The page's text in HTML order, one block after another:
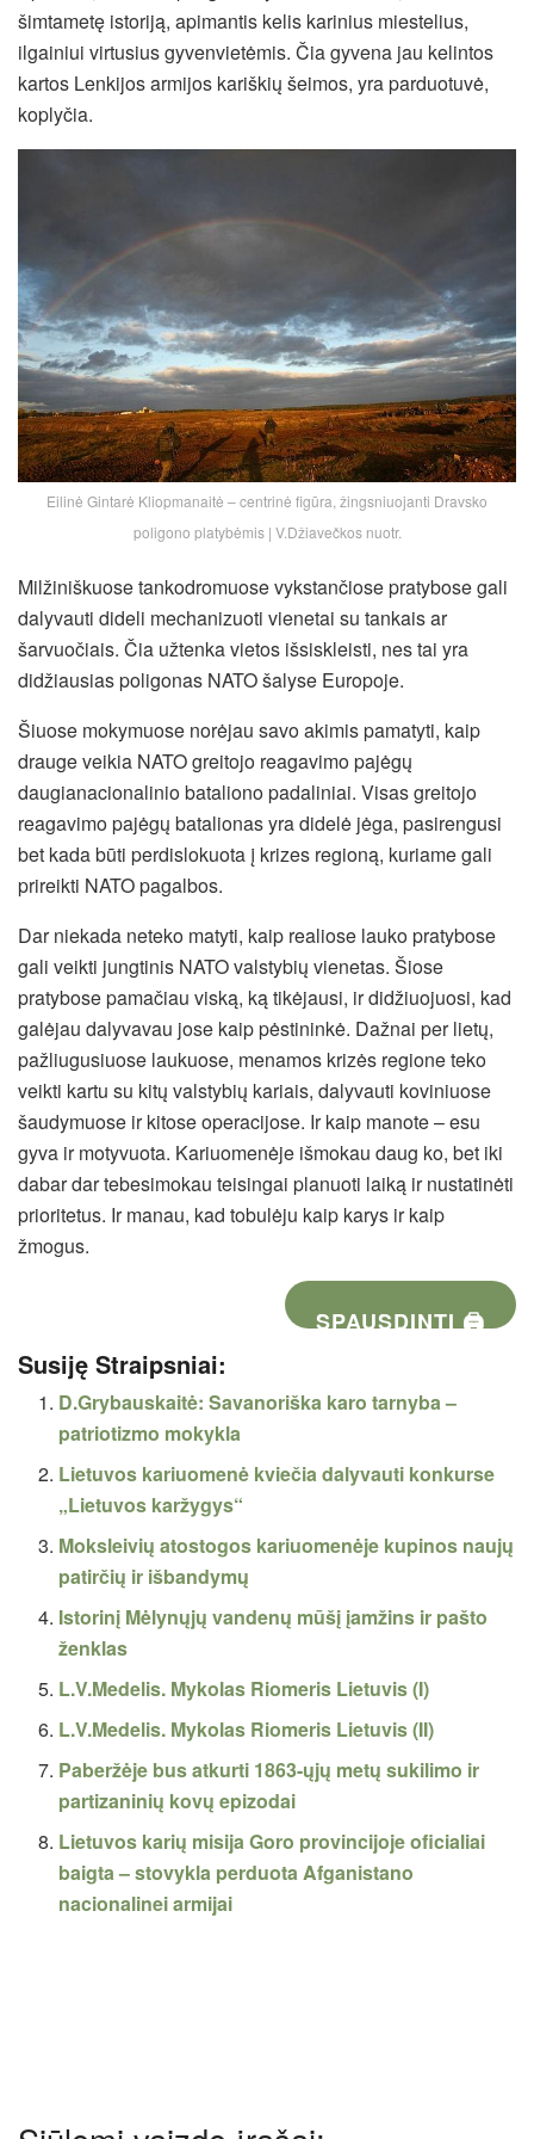
šimtametę istoriją, apimantis kelis karinius miestelius,
ilgainiui virtusius gyvenvietėmis. Čia gyvena jau kelintos
kartos Lenkijos armijos kariškių šeimos, yra parduotuvė,
koplyčia.
Eilinė Gintarė Kliopmanaitė – centrinė figūra, žingsniuojanti Dravsko
poligono platybėmis | V.Džiavečkos nuotr.
Milžiniškuose tankodromuose vykstančiose pratybose gali
dalyvauti dideli mechanizuoti vienetai su tankais ar
šarvuočiais. Čia užtenka vietos išsiskleisti, nes tai yra
didžiausias poligonas NATO šalyse Europoje.
Šiuose mokymuose norėjau savo akimis pamatyti, kaip
drauge veikia NATO greitojo reagavimo pajėgų
daugianacionalinio bataliono padaliniai. Visas greitojo
reagavimo pajėgų batalionas yra didelė jėga, pasirengusi
bet kada būti perdislokuota į krizes regioną, kuriame gali
prireikti NATO pagalbos.
Dar niekada neteko matyti, kaip realiose lauko pratybose
gali veikti jungtinis NATO valstybių vienetas. Šiose
pratybose pamačiau viską, ką tikėjausi, ir didžiuojuosi, kad
galėjau dalyvavau jose kaip pėstininkė. Dažnai per lietų,
pažliugusiuose laukuose, menamos krizės regione teko
veikti kartu su kitų valstybių kariais, dalyvauti koviniuose
šaudymuose ir kitose operacijose. Ir kaip manote – esu
gyva ir motyvuota. Kariuomenėje išmokau daug ko, bet iki
dabar dar tebesimokau teisingai planuoti laiką ir nustatinėti
prioritetus. Ir manau, kad tobulėju kaip karys ir kaip
žmogus.
SPAUSDINTI 🖨
Susiję Straipsniai:
D.Grybauskaitė: Savanoriška karo tarnyba –
patriotizmo mokykla
Lietuvos kariuomenė kviečia dalyvauti konkurse
„Lietuvos karžygys“
Moksleivių atostogos kariuomenėje kupinos naujų
patirčių ir išbandymų
Istorinį Mėlynųjų vandenų mūšį įamžins ir pašto
ženklas
L.V.Medelis. Mykolas Riomeris Lietuvis (I)
L.V.Medelis. Mykolas Riomeris Lietuvis (II)
Paberžėje bus atkurti 1863-ųjų metų sukilimo ir
partizaninių kovų epizodai
Lietuvos karių misija Goro provincijoje oficialiai
baigta – stovykla perduota Afganistano
nacionalinei armijai